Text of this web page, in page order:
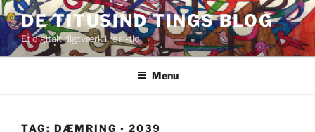
Videre
til
indhold
DE TITUSIND TINGS BLOG
Et digitalt digtværk i real-tid
Menu
TAG: DÆMRING ◦ 2039